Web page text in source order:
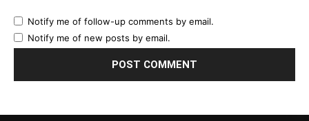
Notify me of follow-up comments by email.
Notify me of new posts by email.